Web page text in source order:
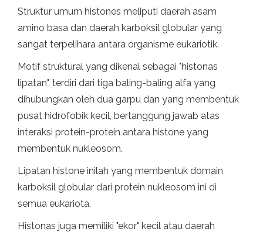
Struktur umum histones meliputi daerah asam
amino basa dan daerah karboksil globular yang
sangat terpelihara antara organisme eukariotik.
Motif struktural yang dikenal sebagai "histonas
lipatan", terdiri dari tiga baling-baling alfa yang
dihubungkan oleh dua garpu dan yang membentuk
pusat hidrofobik kecil, bertanggung jawab atas
interaksi protein-protein antara histone yang
membentuk nukleosom.
Lipatan histone inilah yang membentuk domain
karboksil globular dari protein nukleosom ini di
semua eukariota.
Histonas juga memiliki "ekor" kecil atau daerah